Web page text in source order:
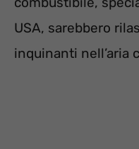
USA, sarebbero
inquinanti nell’aria